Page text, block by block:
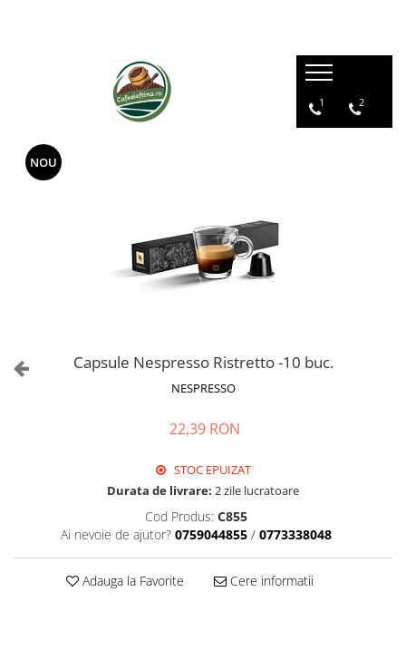
1 2
NOU
Capsule Nespresso Ristretto -10 buc.
NESPRESSO
22,39 RON
STOC EPUIZAT
Durata de livrare: 2 zile lucratoare
Cod Produs: C855
Ai nevoie de ajutor? 0759044855 / 0773338048
Adauga la Favorite Cere informatii